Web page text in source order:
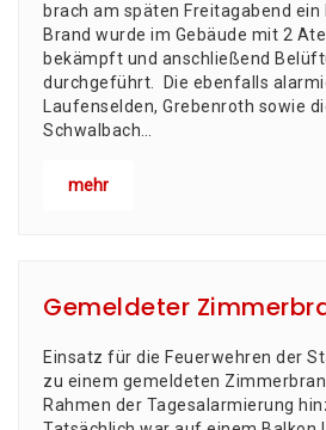
brach am spä­ten Frei­tag­abend ein
Brand wur­de im Gebäu­de mit 2
bekämpft und anschlie­ßend
durchgeführt. Die eben­falls
Lau­fen­sel­den, Gre­ben­roth sowie
Schwal­bach…
mehr
Gemeldeter
Ein­satz für die Feu­er­weh­ren der
zu einem gemel­de­ten
Rah­men der Tages­alar­mie­rung